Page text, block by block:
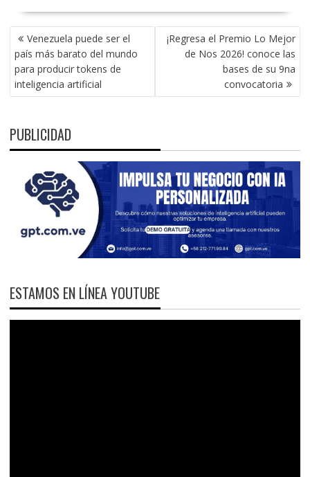
NAVEGACIÓN
DE
ENTRADAS
Venezuela puede ser el
país más barato del mundo
para producir tokens de
inteligencia artificial
¡Regresa el Premio Lo Mejor
de Nos 2026! conoce las
bases de su 9na
convocatoria
PUBLICIDAD
ESTAMOS EN LÍNEA YOUTUBE